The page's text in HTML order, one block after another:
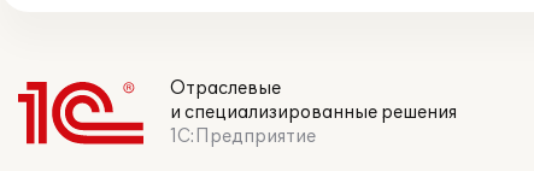
Отраслевые
и специализированные решения
1С:Предприятие